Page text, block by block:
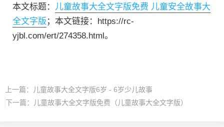
本文标题： 儿童故事大全文字版免费 儿童安全故事大
全文字版 ；本文链接：https://rc-
yjbl.com/ert/274358.html。
上一篇：
儿童故事大全文字版6岁 - 6岁少儿故事
下一篇：
儿童故事大全文字版免费（儿童故事大全文字版）